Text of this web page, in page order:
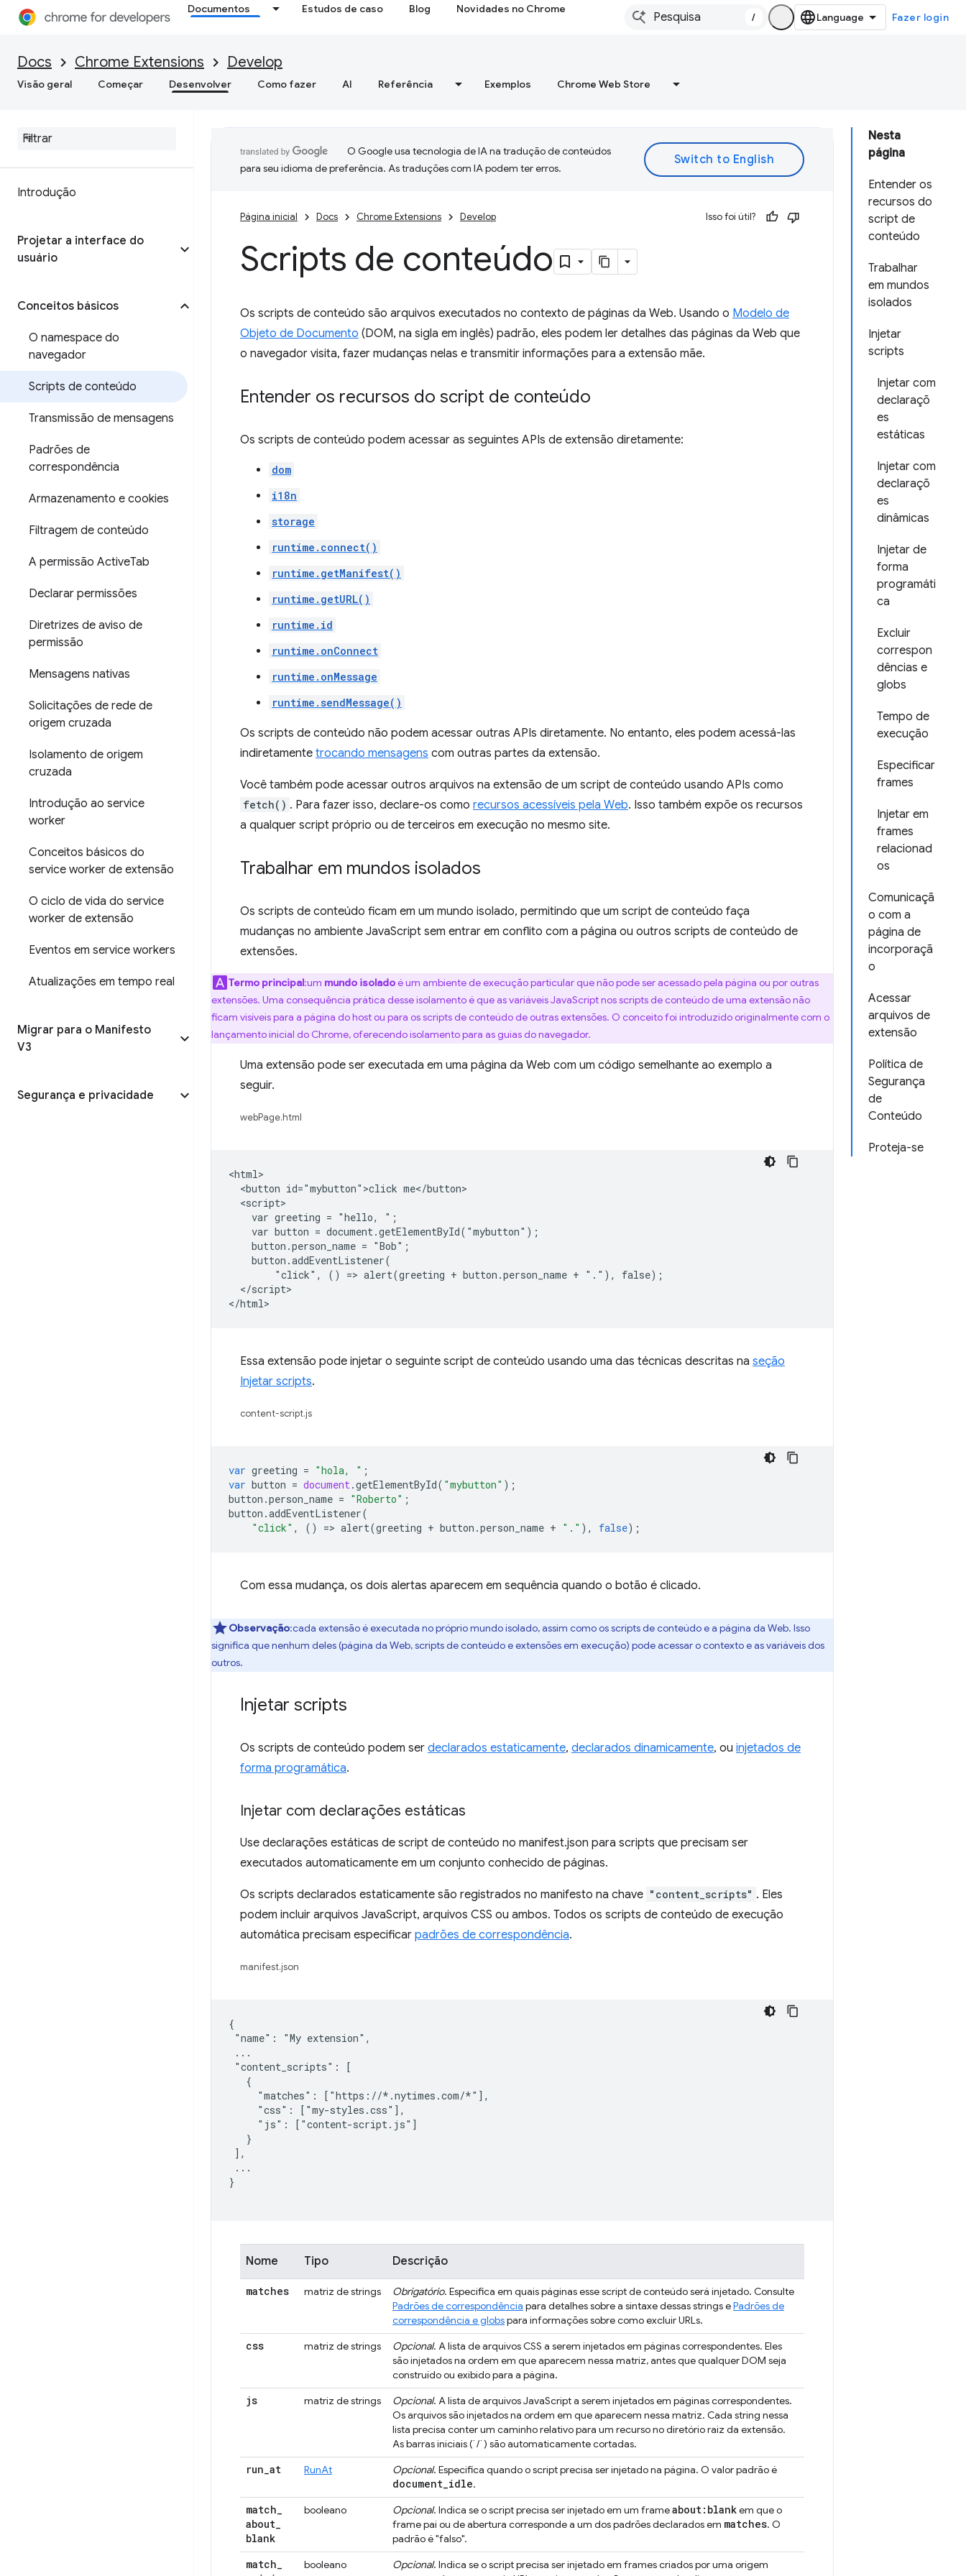
Documentos Estudos de caso Blog Novidades no Chrome
/ Fazer login
Docs Chrome Extensions Develop
Visão geral Começar Desenvolver Como fazer AI Referência Exemplos Chrome Web Store
Introdução
Projetar a interface do
usuário
Conceitos básicos
O namespace do
navegador
Scripts de conteúdo
Transmissão de mensagens
Padrões de
correspondência
Armazenamento e cookies
Filtragem de conteúdo
A permissão ActiveTab
Declarar permissões
Diretrizes de aviso de
permissão
Mensagens nativas
Solicitações de rede de
origem cruzada
Isolamento de origem
cruzada
Introdução ao service
worker
Conceitos básicos do
service worker de extensão
O ciclo de vida do service
worker de extensão
Eventos em service workers
Atualizações em tempo real
Migrar para o Manifesto
V3
Segurança e privacidade
Nesta
página
Entender os
recursos do
script de
conteúdo
Trabalhar
em mundos
isolados
Injetar
scripts
Injetar com
declaraçõ
es
estáticas
Injetar com
declaraçõ
es
dinâmicas
Injetar de
forma
programáti
ca
Excluir
correspon
dências e
globs
Tempo de
execução
Especificar
frames
Injetar em
frames
relacionad
os
Comunicaçã
o com a
página de
incorporaçã
o
Acessar
arquivos de
extensão
Política de
Segurança
de
Conteúdo
Proteja-se
O Google usa tecnologia de IA na tradução de conteúdos
para seu idioma de preferência. As traduções com IA podem ter erros.
Página inicial Docs Chrome Extensions Develop Isso foi útil?
Scripts de conteúdo
Os scripts de conteúdo são arquivos executados no contexto de páginas da Web. Usando o Modelo de
Objeto de Documento (DOM, na sigla em inglês) padrão, eles podem ler detalhes das páginas da Web que
o navegador visita, fazer mudanças nelas e transmitir informações para a extensão mãe.
Entender os recursos do script de conteúdo
Os scripts de conteúdo podem acessar as seguintes APIs de extensão diretamente:
dom
i18n
storage
runtime.connect()
runtime.getManifest()
runtime.getURL()
runtime.id
runtime.onConnect
runtime.onMessage
runtime.sendMessage()
Os scripts de conteúdo não podem acessar outras APIs diretamente. No entanto, eles podem acessá-las
indiretamente trocando mensagens com outras partes da extensão.
Você também pode acessar outros arquivos na extensão de um script de conteúdo usando APIs como
fetch() . Para fazer isso, declare-os como recursos acessíveis pela Web. Isso também expõe os recursos
a qualquer script próprio ou de terceiros em execução no mesmo site.
Trabalhar em mundos isolados
Os scripts de conteúdo ficam em um mundo isolado, permitindo que um script de conteúdo faça
mudanças no ambiente JavaScript sem entrar em conflito com a página ou outros scripts de conteúdo de
extensões.
Termo principal:um mundo isoladoé um ambiente de execução particular que não pode ser acessado pela página ou por outras
extensões. Uma consequência prática desse isolamento é que as variáveis JavaScript nos scripts de conteúdo de uma extensão não
ficam visíveis para a página do host ou para os scripts de conteúdo de outras extensões. O conceito foi introduzido originalmente com o
lançamento inicial do Chrome, oferecendo isolamento para as guias do navegador.
Uma extensão pode ser executada em uma página da Web com um código semelhante ao exemplo a
seguir.
webPage.html
<html>
  <button id="mybutton">click me</button>
  <script>
    var greeting = "hello, ";
    var button = document.getElementById("mybutton");
    button.person_name = "Bob";
    button.addEventListener(
        "click", () => alert(greeting + button.person_name + "."), false);
  </script>
Essa extensão pode injetar o seguinte script de conteúdo usando uma das técnicas descritas na seção
Injetar scripts.
content-script.js
var greeting = "hola, " ;
var button = document.getElementById( "mybutton" );
button .person_name = "Roberto" ;
button .addEventListener(
"click" , () => alert(greeting + button .person_name + "." ), false);
Com essa mudança, os dois alertas aparecem em sequência quando o botão é clicado.
Observação:cada extensão é executada no próprio mundo isolado, assim como os scripts de conteúdo e a página da Web. Isso
significa que nenhum deles (página da Web, scripts de conteúdo e extensões em execução) pode acessar o contexto e as variáveis dos
outros.
Injetar scripts
Os scripts de conteúdo podem ser declarados estaticamente, declarados dinamicamente, ou injetados de
forma programática.
Injetar com declarações estáticas
Use declarações estáticas de script de conteúdo no manifest.json para scripts que precisam ser
executados automaticamente em um conjunto conhecido de páginas.
Os scripts declarados estaticamente são registrados no manifesto na chave "content_scripts" . Eles
podem incluir arquivos JavaScript, arquivos CSS ou ambos. Todos os scripts de conteúdo de execução
automática precisam especificar padrões de correspondência.
manifest.json
{
"name": "My extension",
...
"content_scripts": [
   {
     "matches": ["https://*.nytimes.com/*"],
     "css": ["my-styles.css"],
     "js": ["content-script.js"]
   }
],
...
}
Nome Tipo Descrição
matches matriz de strings Obrigatório. Especifica em quais páginas esse script de conteúdo será injetado. Consulte
Padrões de correspondência para detalhes sobre a sintaxe dessas strings ePadrões de
correspondência e globspara informações sobre como excluir URLs.
css matriz de strings Opcional. A lista de arquivos CSS a serem injetados em páginas correspondentes. Eles
são injetados na ordem em que aparecem nessa matriz, antes que qualquer DOM seja
construído ou exibido para a página.
js matriz de strings Opcional. A lista de arquivos JavaScript a serem injetados em páginas correspondentes.
Os arquivos são injetados na ordem em que aparecem nessa matriz. Cada string nessa
lista precisa conter um caminho relativo para um recurso no diretório raiz da extensão.
As barras iniciais (`/`) são automaticamente cortadas.
run_at RunAt Opcional. Especifica quando o script precisa ser injetado na página. O valor padrão é
document_idle.
match_
about_
blank
booleano Opcional. Indica se o script precisa ser injetado em um frameabout:blankem que o
frame pai ou de abertura corresponde a um dos padrões declarados em matches. O
padrão é "falso".
match_
booleano Opcional. Indica se o script precisa ser injetado em frames criados por uma origem